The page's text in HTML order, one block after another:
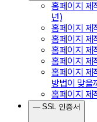
홈페이지 제
년)
홈페이지 제
홈페이지 제
홈페이지 제
홈페이지 제
홈페이지 제
방법이 맞을
홈페이지 제
— SSL 인증서